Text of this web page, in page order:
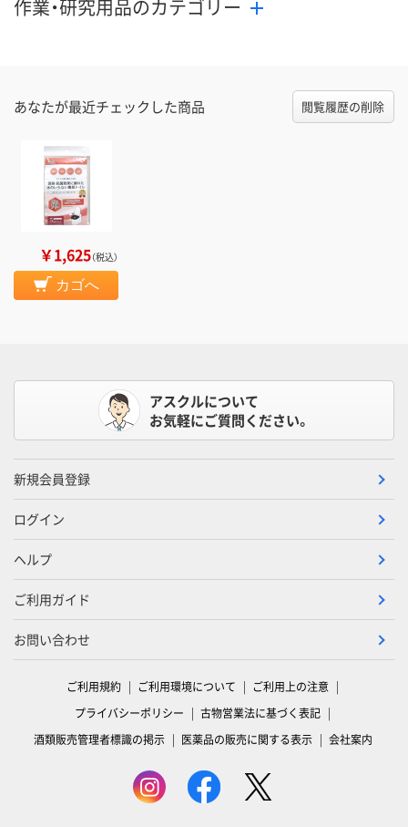
作業・研究用品のカテゴリー
あなたが最近チェックした商品 閲覧履歴の削除
￥1,625（税込）
カゴへ
アスクルについて
お気軽にご質問ください。
新規会員登録
ログイン
ヘルプ
ご利用ガイド
お問い合わせ
ご利用規約 ご利用環境について
ご利用上の注意
プライバシーポリシー
古物営業法に基づく表記
酒類販売管理者標識の掲示
医薬品の販売に関する表示 会社案内